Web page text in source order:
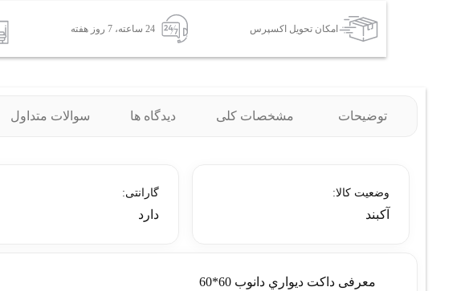
امکان تحویل اکسپرس 24 ساعته، 7 روز هفته
توضیحات مشخصات کلی دیدگاه ها سوالات متداول
وضعیت کالا:
آکبند
گارانتی:
دارد
معرفی داکت ديواري دانوب 60*60